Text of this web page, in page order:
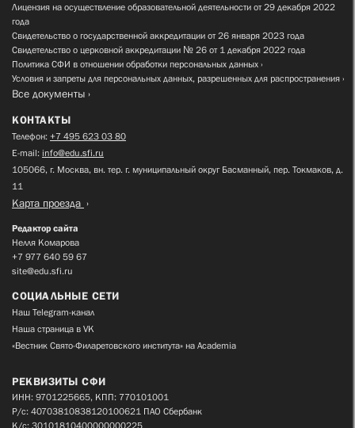
Лицензия на осуществление образовательной деятельности от 29 декабря 2022
года
Свидетельство о государственной аккредитации от 26 января 2023 года
Свидетельство о церковной аккредитации № 26 от 1 декабря 2022 года
Политика СФИ в отношении обработки персональных данных
Условия и запреты для персональных данных, разрешенных для распространения
Все документы
КОНТАКТЫ
Телефон: +7 495 623 03 80
E-mail: info@edu.sfi.ru
105066, г. Москва, вн. тер. г. муниципальный округ Басманный, пер. Токмаков, д.
11
Карта проезда
Редактор сайта
Нелля Комарова
+7 977 640 59 67
site@edu.sfi.ru
СОЦИАЛЬНЫЕ СЕТИ
Наш Telegram-канал
Наша страница в VK
«Вестник Свято-Филаретовского института» на Academia
РЕКВИЗИТЫ СФИ
ИНН: 9701225665, КПП: 770101001
Р/с: 40703810838120100621 ПАО Сбербанк
К/с: 30101810400000000225